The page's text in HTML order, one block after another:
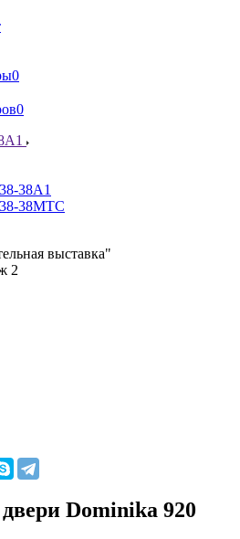
0
0
A1
38A1
38МТС
выставка"
2
Dominika 920